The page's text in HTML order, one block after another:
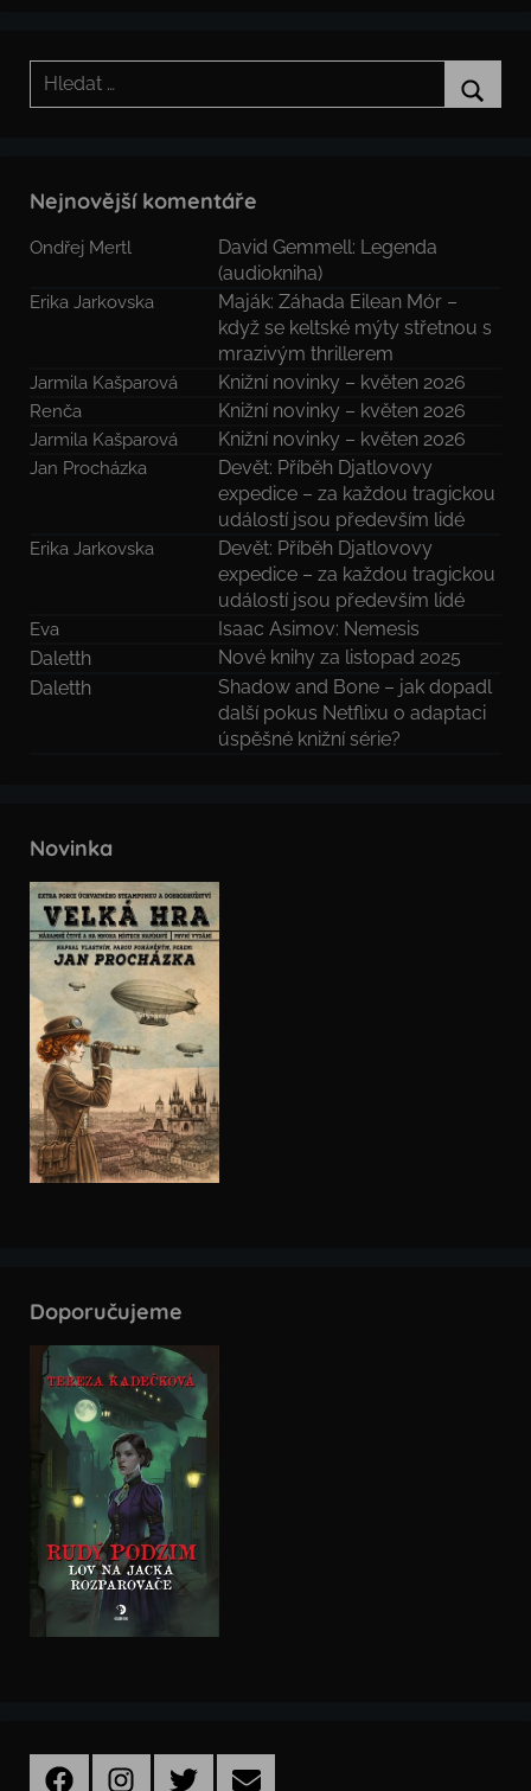
Hledat:
Nejnovější komentáře
Ondřej Mertl
David Gemmell: Legenda
(audiokniha)
Erika Jarkovska
Maják: Záhada Eilean Mór –
když se keltské mýty střetnou s
mrazivým thrillerem
Jarmila Kašparová Knižní novinky – květen 2026
Renča Knižní novinky – květen 2026
Jarmila Kašparová Knižní novinky – květen 2026
Jan Procházka
Devět: Příběh Djatlovovy
expedice – za každou tragickou
událostí jsou především lidé
Erika Jarkovska
Devět: Příběh Djatlovovy
expedice – za každou tragickou
událostí jsou především lidé
Eva
Isaac Asimov: Nemesis
Daletth
Nové knihy za listopad 2025
Daletth
Shadow and Bone – jak dopadl
další pokus Netflixu o adaptaci
úspěšné knižní série?
Novinka
Doporučujeme
FacebookInstagramTwitter Email